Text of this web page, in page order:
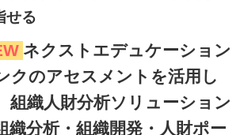
せる
ネクストエデュケーション
クのアセスメントを活用し
組織人財分析ソリューション
織分析・組織開発・人財ポー